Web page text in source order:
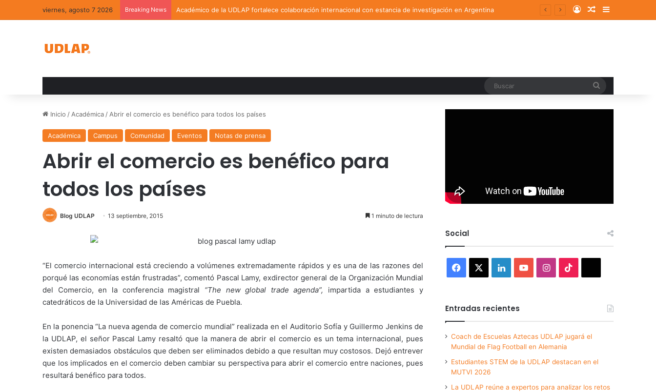
viernes, agosto 7 2026 Breaking News Académico de la UDLAP fortalece colaboración internacional con estancia de investigación en Argentina Log InRandom Article
Sidebar
Inicio / Académica / Abrir el comercio es benéfico para todos los países
Académica Campus Comunidad Eventos Notas de prensa
Abrir el comercio es benéfico para
todos los países
Blog UDLAP 13 septiembre, 2015 1 minuto de lectura
“El comercio internacional está creciendo a volúmenes extremadamente rápidos y es una de las razones del
porqué las economías están frustradas”, comentó Pascal Lamy, exdirector general de la Organización Mundial
del Comercio, en la conferencia magistral “The new global trade agenda”, impartida a estudiantes y
catedráticos de la Universidad de las Américas de Puebla.
En la ponencia “La nueva agenda de comercio mundial” realizada en el Auditorio Sofía y Guillermo Jenkins de
la UDLAP, el señor Pascal Lamy resaltó que la manera de abrir el comercio es un tema internacional, pues
existen demasiados obstáculos que deben ser eliminados debido a que resultan muy costosos. Dejó entrever
que los implicados en el comercio deben cambiar su perspectiva para abrir el comercio entre naciones, pues
resultará benéfico para todos.
Social
Facebook LinkedInYouTubeInstagram
Entradas recientes
Coach de Escuelas Aztecas UDLAP jugará el
Mundial de Flag Football en Alemania
Estudiantes STEM de la UDLAP destacan en el
MUTVI 2026
La UDLAP reúne a expertos para analizar los retos